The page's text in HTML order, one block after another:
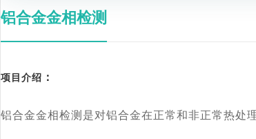
铝合金金相检测
项目介绍 ：
铝合金金相检测是对铝合金在正常和非正常热处